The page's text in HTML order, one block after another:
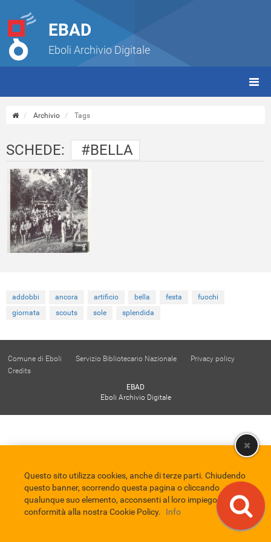
EBAD
Eboli Archivio Digitale
Archivio Tags
SCHEDE: #BELLA
addobbi ancora artificio bella festa
fuochi
giornata
scouts sole splendida
Comune di Eboli Servizio Bibliotecario Nazionale
Privacy policy
Credits
EBAD
Eboli Archivio Digitale
Questo sito utilizza cookies, anche di terze parti. Chiudendo
questo banner, scorrendo questa pagina o cliccando
qualunque suo elemento, acconsenti al loro impiego in
conformità alla nostra Cookie Policy.
Info